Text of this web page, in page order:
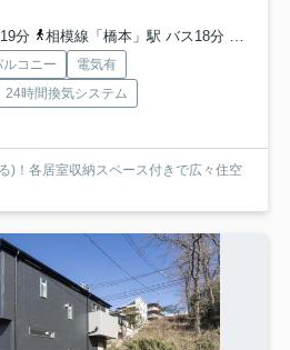
分
相模線「橋本」駅 バス18分 「下九沢団地」 停歩6分
ルコニー
電気有
24時間換気システム
)！各居室収納スペース付きで広々住空